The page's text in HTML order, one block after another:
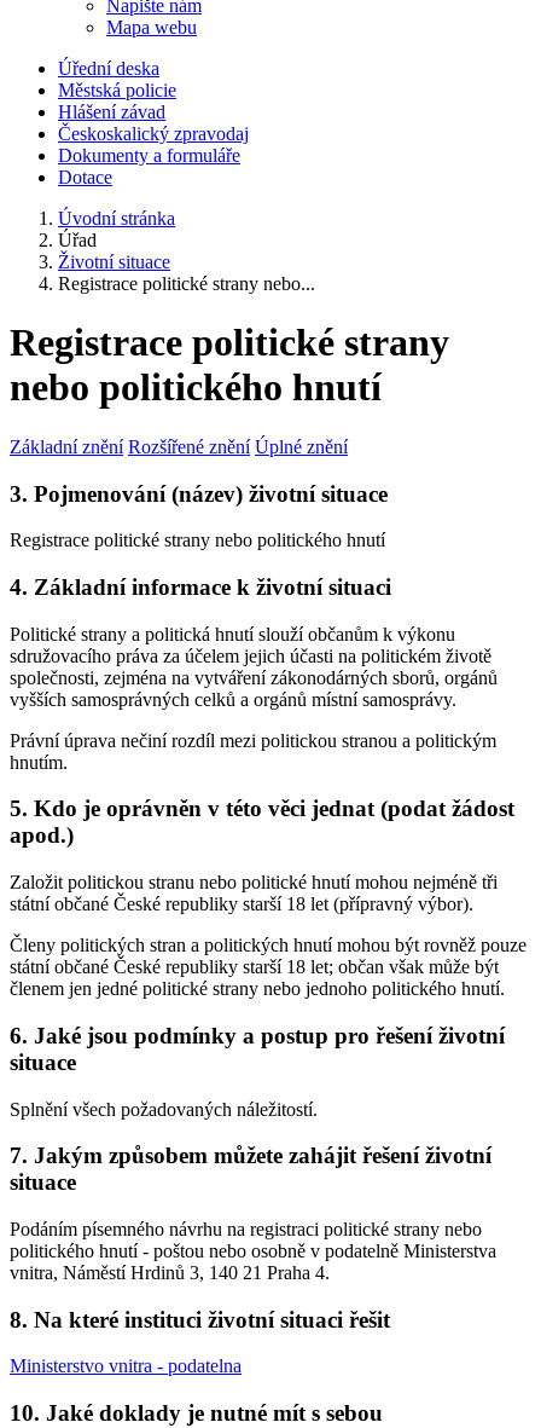
Napište nám
Mapa webu
Úřední deska
Městská policie
Hlášení závad
Českoskalický zpravodaj
Dokumenty a formuláře
Dotace
Úvodní stránka
Úřad
Životní situace
Registrace politické strany nebo...
Registrace politické strany
nebo politického hnutí
Základní znění Rozšířené znění Úplné znění
3. Pojmenování (název) životní situace
Registrace politické strany nebo politického hnutí
4. Základní informace k životní situaci
Politické strany a politická hnutí slouží občanům k výkonu
sdružovacího práva za účelem jejich účasti na politickém životě
společnosti, zejména na vytváření zákonodárných sborů, orgánů
vyšších samosprávných celků a orgánů místní samosprávy.
Právní úprava nečiní rozdíl mezi politickou stranou a politickým
hnutím.
5. Kdo je oprávněn v této věci jednat (podat žádost
apod.)
Založit politickou stranu nebo politické hnutí mohou nejméně tři
státní občané České republiky starší 18 let (přípravný výbor).
Členy politických stran a politických hnutí mohou být rovněž pouze
státní občané České republiky starší 18 let; občan však může být
členem jen jedné politické strany nebo jednoho politického hnutí.
6. Jaké jsou podmínky a postup pro řešení životní
situace
Splnění všech požadovaných náležitostí.
7. Jakým způsobem můžete zahájit řešení životní
situace
Podáním písemného návrhu na registraci politické strany nebo
politického hnutí - poštou nebo osobně v podatelně Ministerstva
vnitra, Náměstí Hrdinů 3, 140 21 Praha 4.
8. Na které instituci životní situaci řešit
Ministerstvo vnitra - podatelna
10. Jaké doklady je nutné mít s sebou